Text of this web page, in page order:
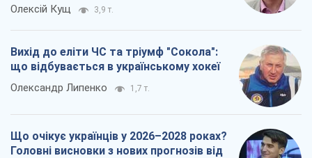
Олексій Кущ 3,9 т.
Вихід до еліти ЧС та тріумф "Сокола":
що відбувається в українському хокеї
Олександр Липенко 1,7 т.
Що очікує українців у 2026–2028 роках?
Головні висновки з нових прогнозів від